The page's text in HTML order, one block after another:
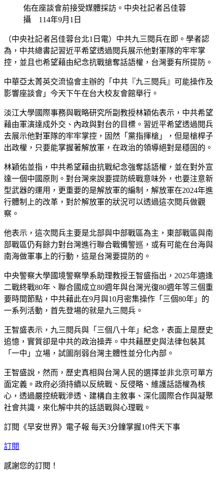
佑在座談會前接受媒體採訪。中央社記者呂佳蓉
攝 114年9月1日
（中央社記者呂佳蓉台北1日電）中共九三閱兵在即。學者認
為，中共總書記習近平希望透過閱兵展示他對軍隊的牢牢掌
控，並且也希望藉由紀念抗戰搶奪話語權，台灣要有所提防。
中華亞太菁英交流協會主辦的「中共『九三閱兵』可能操作及
影響座談會」今天下午在台大校友會館舉行。
淡江大學國際事務與戰略研究所副教授林穎佑表示，中共希望
藉由軍演達成外交、內政與對台的目標。習近平希望透過閱兵
去展示他對軍隊的牢牢掌控，固然「黨指揮槍」，但是槍桿子
出政權，只要能掌握著解放軍，在政治的領導絕對是穩固的。
林穎佑並指，中共希望藉由抗戰紀念強奪話語權，並在對外宣
達一個中國原則。對台灣來說要提防統戰意味外，也要注意新
型武器的運用，更重要的是解放軍的編制，解放軍在2024年進
行體制上的改革，對於解放軍的狀況可以透過這次閱兵做觀
察。
他表示，這次閱兵主要是北部與中部戰區為主，東部戰區與南
部戰區仍有餘力對台灣進行聯合戰備警巡，或有可能在台海與
南海做軍事上的行動，這是台灣要提防的。
中央警察大學國境警察學系助理教授王智盛指出，2025年適逢
二戰終戰80年、聯合國成立80週年與台灣光復80週年等三個重
要時間節點，中共藉此在9月與10月密集操作「三個80年」的
一系列活動，首先登場的就是九三閱兵。
王智盛表示，九三閱兵與「三個八十年」紀念，表面上是歷史
追憶，實質卻是中共的政治操弄。中共藉歷史與法律包裝其
「一中」立場，試圖削弱台灣主體性並分化內部。
王智盛說，然而，歷史真相與台灣人民的選擇並非北京可單方
面定義。政府必須持續以反統戰、反侵略、維護話語權為核
心，透過嚴控統戰滲透、建構自主敘事、深化國際合作與凝聚
社會共識，來化解中共的話語戰與心理戰。
訂閱《早安世界》電子報 每天3分鐘掌握10件天下事
訂閱
感謝您的訂閱！